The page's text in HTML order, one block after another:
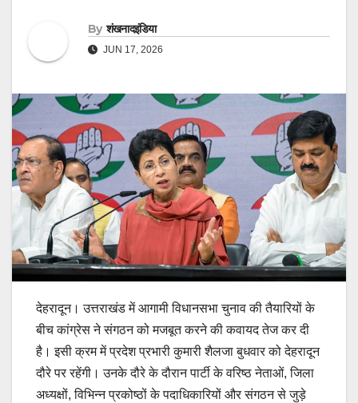
By शंखनादइंडिया
JUN 17, 2026
देहरादून। उत्तराखंड में आगामी विधानसभा चुनाव की तैयारियों के
बीच कांग्रेस ने संगठन को मजबूत करने की कवायद तेज कर दी
है। इसी क्रम में प्रदेश प्रभारी कुमारी शैलजा बुधवार को देहरादून
दौरे पर रहेंगी। उनके दौरे के दौरान पार्टी के वरिष्ठ नेताओं, जिला
अध्यक्षों, विभिन्न प्रकोष्ठों के पदाधिकारियों और संगठन से जुड़े